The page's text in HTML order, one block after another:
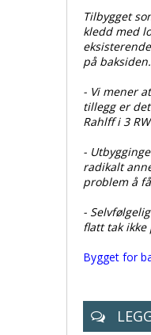
Tilbygget
kledd med
på
- Vi mener
tillegg er
Rahlff i 3
-
radikalt
problem å
-
flatt tak
Bygget for